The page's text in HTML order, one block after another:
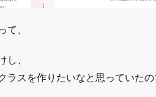
て、
し、
スを作りたいなと思っていたの